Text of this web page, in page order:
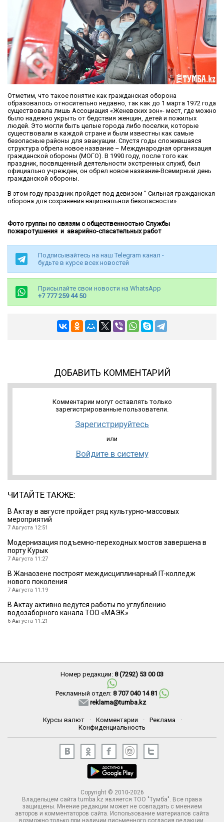
Отметим, что такое понятие как гражданская оборона
образовалось относительно недавно, так как до 1 марта 1972 года
существовала лишь Ассоциация «Женевских зон»- мест, где можно
было надежно укрыть от бедствия женщин, детей и пожилых
людей. Это могли быть целые города либо поселки, которые
существовали в каждой стране и были известны как самые
безопасные районы для эвакуации. Спустя годы сложившаяся
структура обрела новое название – Международная организация
гражданской обороны (МОГО). В 1990 году, после того как
праздник, посвященный деятельности экстренных служб, был
официально учрежден, он обрел новое название-Всемирный день
гражданской обороны.
В этом году праздник пройдет под девизом " Сильная гражданская
оборона для сохранения национальной безопасности».
Фото группы по связям с общественностью Службы
пожаротушения и аварийно-спасательных работ
Подписывайтесь на наш Telegram канал -
будьте в курсе всех новостей
Присылайте свои новости на WhatsApp
+7 777 259 44 50
ДОБАВИТЬ КОММЕНТАРИЙ
Комментарии могут оставлять только
зарегистрированные пользователи.
Зарегистрируйтесь
или
Войдите в систему
ЧИТАЙТЕ ТАКЖЕ:
В Актау в августе пройдет ряд культурно-массовых
мероприятий
7 Августа 12:51
Модернизация подъемно-переходных мостов завершена в
порту Курык
7 Августа 11:27
В Жанаозене построят междисциплинарный IT-колледж
нового поколения
7 Августа 11:19
В Актау активно ведутся работы по углублению
водозаборного канала ТОО «МАЭК»
6 Августа 11:21
Номер редакции: 8 (7292) 53 00 03
Рекламный отдел: 8 707 040 14 81
reklama@tumba.kz
Курсы валют · Комментарии · Реклама
·
Конфиденциальность
Copyright © 2010-2026
Владельцем сайта tumba.kz является ТОО "Тумба". Все права
защищены. Мнение редакции может не совпадать с мнением
авторов и комментаторов сайта. Использование материалов сайта
возможно только при наличии письменного согласия редакции.